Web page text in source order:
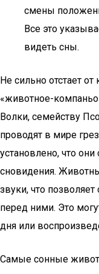
смены
Все это
видеть сны.
Не сильно отстает
«животное-
Волки, семейству
проводят в мире
установлено, что
сновидения.
звуки, что
перед ними. Это
дня или
Самые сонные